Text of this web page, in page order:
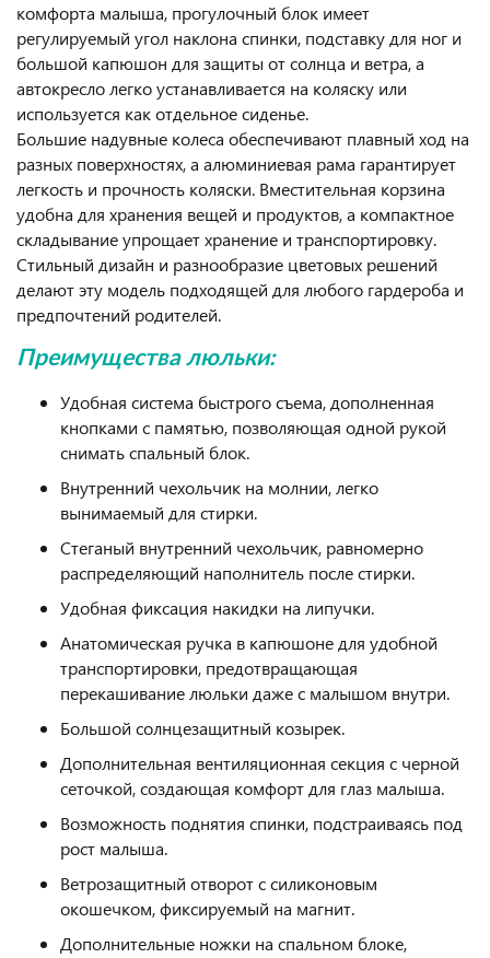
комфорта малыша, прогулочный блок имеет
регулируемый угол наклона спинки, подставку для ног и
большой капюшон для защиты от солнца и ветра, а
автокресло легко устанавливается на коляску или
используется как отдельное сиденье.
Большие надувные колеса обеспечивают плавный ход на
разных поверхностях, а алюминиевая рама гарантирует
легкость и прочность коляски. Вместительная корзина
удобна для хранения вещей и продуктов, а компактное
складывание упрощает хранение и транспортировку.
Стильный дизайн и разнообразие цветовых решений
делают эту модель подходящей для любого гардероба и
предпочтений родителей.
Преимущества люльки:
Удобная система быстрого съема, дополненная
кнопками с памятью, позволяющая одной рукой
снимать спальный блок.
Внутренний чехольчик на молнии, легко
вынимаемый для стирки.
Стеганый внутренний чехольчик, равномерно
распределяющий наполнитель после стирки.
Удобная фиксация накидки на липучки.
Анатомическая ручка в капюшоне для удобной
транспортировки, предотвращающая
перекашивание люльки даже с малышом внутри.
Большой солнцезащитный козырек.
Дополнительная вентиляционная секция с черной
сеточкой, создающая комфорт для глаз малыша.
Возможность поднятия спинки, подстраиваясь под
рост малыша.
Ветрозащитный отворот с силиконовым
окошечком, фиксируемый на магнит.
Дополнительные ножки на спальном блоке,